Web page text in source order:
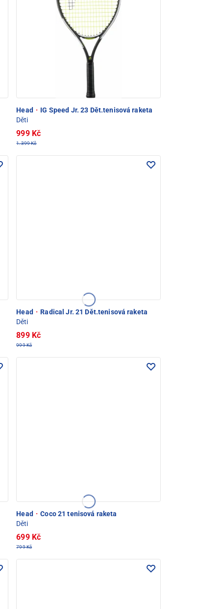
Head · IG Speed Jr. 23 Dět.tenisová raketa
Děti
999 Kč
1.399 Kč
Head · Radical Jr. 21 Dět.tenisová raketa
Děti
899 Kč
999 Kč
Head · Coco 21 tenisová raketa
Děti
699 Kč
799 Kč